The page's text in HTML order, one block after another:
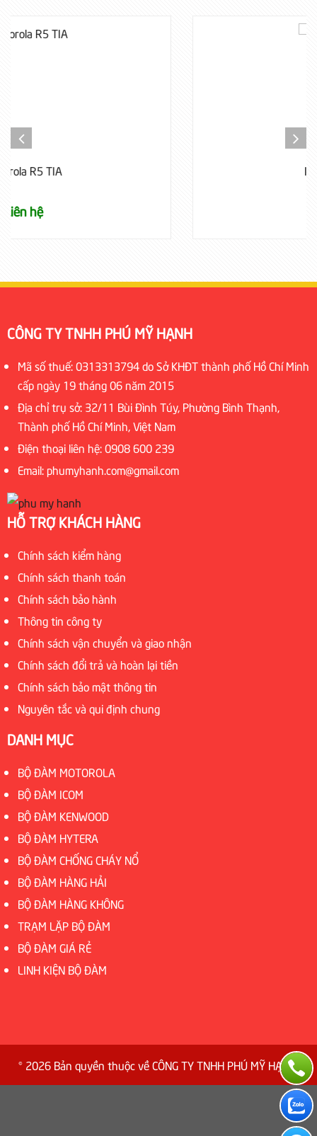
CÔNG TY TNHH PHÚ MỸ HẠNH
Mã số thuế: 0313313794 do Sở KHĐT thành phố Hồ Chí Minh
cấp ngày 19 tháng 06 năm 2015
Địa chỉ trụ sở: 32/11 Bùi Đình Túy, Phường Bình Thạnh,
Thành phố Hồ Chí Minh, Việt Nam
Điện thoại liên hệ: 0908 600 239
Email: phumyhanh.com@gmail.com
HỖ TRỢ KHÁCH HÀNG
Chính sách kiểm hàng
Chính sách thanh toán
Chính sách bảo hành
Thông tin công ty
Chính sách vận chuyển và giao nhận
Chính sách đổi trả và hoàn lại tiền
Chính sách bảo mật thông tin
Nguyên tắc và qui định chung
DANH MỤC
BỘ ĐÀM MOTOROLA
BỘ ĐÀM ICOM
BỘ ĐÀM KENWOOD
BỘ ĐÀM HYTERA
BỘ ĐÀM CHỐNG CHÁY NỔ
BỘ ĐÀM HÀNG HẢI
BỘ ĐÀM HÀNG KHÔNG
TRẠM LẶP BỘ ĐÀM
BỘ ĐÀM GIÁ RẺ
LINH KIỆN BỘ ĐÀM
© 2026 Bản quyền thuộc về CÔNG TY TNHH PHÚ MỸ HẠNH.